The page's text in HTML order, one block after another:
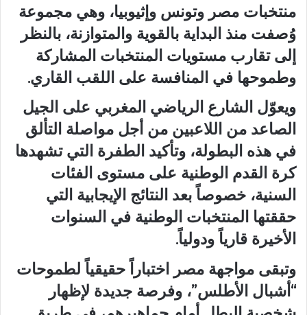
منتخبات مصر وتونس وإثيوبيا، وهي مجموعة
وُصفت منذ البداية بالقوية والمتوازنة، بالنظر
إلى تقارب مستويات المنتخبات المشاركة
وطموحها في المنافسة على اللقب القاري.
ويعوّل الشارع الرياضي المغربي على الجيل
الصاعد من اللاعبين من أجل مواصلة التألق
في هذه البطولة، وتأكيد الطفرة التي تشهدها
كرة القدم الوطنية على مستوى الفئات
السنية، خصوصاً بعد النتائج الإيجابية التي
حققتها المنتخبات الوطنية في السنوات
الأخيرة قارياً ودولياً.
وتبقى مواجهة مصر اختباراً حقيقياً لطموحات
“أشبال الأطلس”، وفرصة جديدة لإظهار